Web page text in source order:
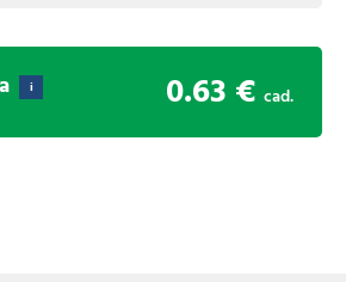
i 0.63 € cad.